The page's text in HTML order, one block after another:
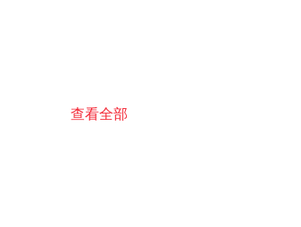
查看全部